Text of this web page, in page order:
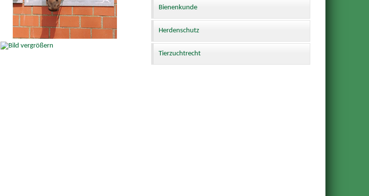
Bienenkunde
Herdenschutz
Tierzuchtrecht